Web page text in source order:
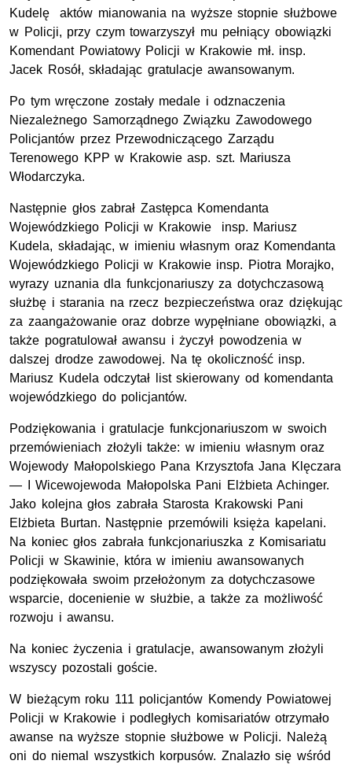
Kudelę aktów mianowania na wyższe stopnie służbowe
w Policji, przy czym towarzyszył mu pełniący obowiązki
Komendant Powiatowy Policji w Krakowie mł. insp.
Jacek Rosół, składając gratulacje awansowanym.
Po tym wręczone zostały medale i odznaczenia
Niezależnego Samorządnego Związku Zawodowego
Policjantów przez Przewodniczącego Zarządu
Terenowego KPP w Krakowie asp. szt. Mariusza
Włodarczyka.
Następnie głos zabrał Zastępca Komendanta
Wojewódzkiego Policji w Krakowie insp. Mariusz
Kudela, składając, w imieniu własnym oraz Komendanta
Wojewódzkiego Policji w Krakowie insp. Piotra Morajko,
wyrazy uznania dla funkcjonariuszy za dotychczasową
służbę i starania na rzecz bezpieczeństwa oraz dziękując
za zaangażowanie oraz dobrze wypęłniane obowiązki, a
także pogratulował awansu i życzył powodzenia w
dalszej drodze zawodowej. Na tę okoliczność insp.
Mariusz Kudela odczytał list skierowany od komendanta
wojewódzkiego do policjantów.
Podziękowania i gratulacje funkcjonariuszom w swoich
przemówieniach złożyli także: w imieniu własnym oraz
Wojewody Małopolskiego Pana Krzysztofa Jana Klęczara
— I Wicewojewoda Małopolska Pani Elżbieta Achinger.
Jako kolejna głos zabrała Starosta Krakowski Pani
Elżbieta Burtan. Następnie przemówili księża kapelani.
Na koniec głos zabrała funkcjonariuszka z Komisariatu
Policji w Skawinie, która w imieniu awansowanych
podziękowała swoim przełożonym za dotychczasowe
wsparcie, docenienie w służbie, a także za możliwość
rozwoju i awansu.
Na koniec życzenia i gratulacje, awansowanym złożyli
wszyscy pozostali goście.
W bieżącym roku 111 policjantów Komendy Powiatowej
Policji w Krakowie i podległych komisariatów otrzymało
awanse na wyższe stopnie służbowe w Policji. Należą
oni do niemal wszystkich korpusów. Znalazło się wśród